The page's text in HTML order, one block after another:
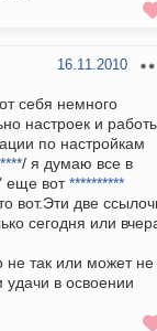
16.11.2010
себя немного
настроек и
по настройкам
/ я думаю все в
еще вот**********
вот.Эти две
сегодня или
не так или может не
в освоении